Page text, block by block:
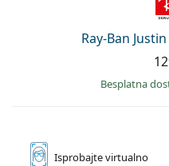
Ray-Ban
Besplatna
Isprobajtevirtualno